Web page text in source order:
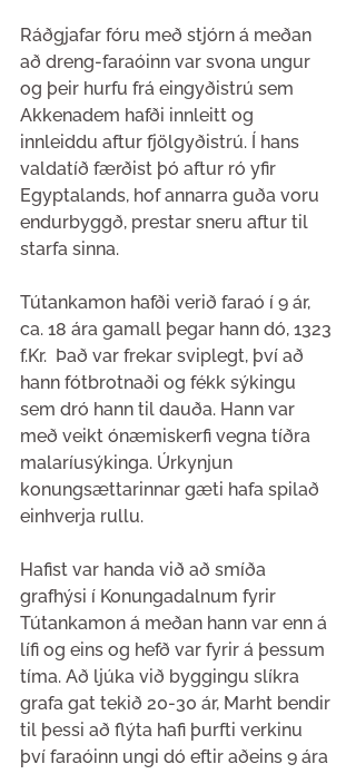
Ráðgjafar fóru með stjórn á meðan
að dreng-faraóinn var svona ungur
og þeir hurfu frá eingyðistrú sem
Akkenadem hafði innleitt og
innleiddu aftur fjölgyðistrú. Í hans
valdatíð færðist þó aftur ró yfir
Egyptalands, hof annarra guða voru
endurbyggð, prestar sneru aftur til
starfa sinna.
Tútankamon hafði verið faraó í 9 ár,
ca. 18 ára gamall þegar hann dó, 1323
f.Kr.  Það var frekar sviplegt, því að
hann fótbrotnaði og fékk sýkingu
sem dró hann til dauða. Hann var
með veikt ónæmiskerfi vegna tíðra
malaríusýkinga. Úrkynjun
konungsættarinnar gæti hafa spilað
einhverja rullu.
Hafist var handa við að smíða
grafhýsi í Konungadalnum fyrir
Tútankamon á meðan hann var enn á
lífi og eins og hefð var fyrir á þessum
tíma. Að ljúka við byggingu slíkra
grafa gat tekið 20-30 ár, Marht bendir
til þessi að flýta hafi þurfti verkinu
því faraóinn ungi dó eftir aðeins 9 ára